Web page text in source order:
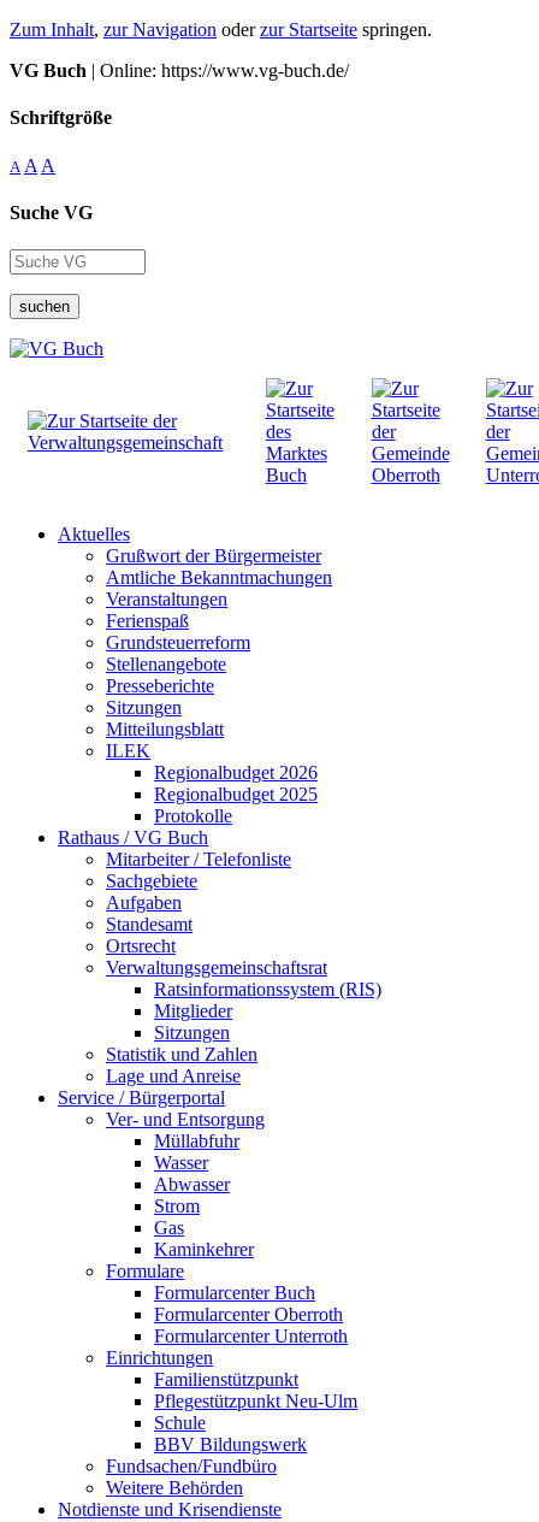
Zum Inhalt, zur Navigation oderzur Startseite springen.
VG Buch | Online: https://www.vg-buch.de/
Schriftgröße
A A A
Suche VG
suchen
Aktuelles
Grußwort der Bürgermeister
Amtliche Bekanntmachungen
Veranstaltungen
Ferienspaß
Grundsteuerreform
Stellenangebote
Presseberichte
Sitzungen
Mitteilungsblatt
ILEK
Regionalbudget 2026
Regionalbudget 2025
Protokolle
Rathaus / VG Buch
Mitarbeiter / Telefonliste
Sachgebiete
Aufgaben
Standesamt
Ortsrecht
Verwaltungsgemeinschaftsrat
Ratsinformationssystem (RIS)
Mitglieder
Sitzungen
Statistik und Zahlen
Lage und Anreise
Service / Bürgerportal
Ver- und Entsorgung
Müllabfuhr
Wasser
Abwasser
Strom
Gas
Kaminkehrer
Formulare
Formularcenter Buch
Formularcenter Oberroth
Formularcenter Unterroth
Einrichtungen
Familienstützpunkt
Pflegestützpunkt Neu-Ulm
Schule
BBV Bildungswerk
Fundsachen/Fundbüro
Weitere Behörden
Notdienste und Krisendienste